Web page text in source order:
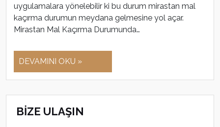
uygulamalara yönelebilir ki bu durum mirastan mal
kaçırma durumun meydana gelmesine yol açar.
Mirastan Mal Kaçırma Durumunda…
DEVAMINI OKU »
BİZE ULAŞIN